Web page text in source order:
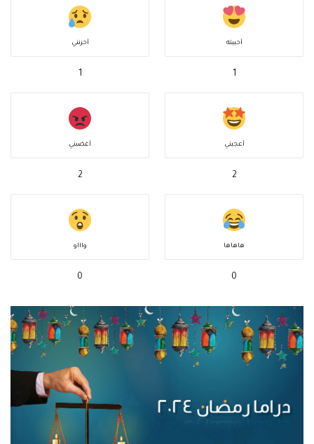
أحببته
1
أحزنني
1
أعجبني
2
أغضبني
2
هاهاها
0
واااو
0